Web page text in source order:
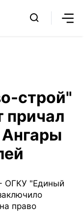
строй"
причал
Ангары
ОГКУ "Единый
право